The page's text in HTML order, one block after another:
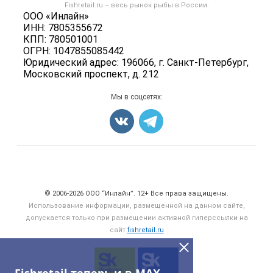
Fishretail.ru – весь рынок рыбы в России.
ООО «Инлайн»
ИНН: 7805355672
КПП: 780501001
ОГРН: 1047855085442
Юридический адрес: 196066, г. Санкт-Петербург,
Московский проспект, д. 212
Политика обработки персональных данных
Вакансии
Блог
Икра
Рыбопосадочный материал
Полуфабрикаты
Консервы
Карта объявлений
Мы в соцсетях:
© 2006‑2026 ООО “Инлайн”. 12+ Все права защищены.
Использование информации, размещенной на данном сайте,
допускается только при размещении активной гиперссылки на
сайт fishretail.ru